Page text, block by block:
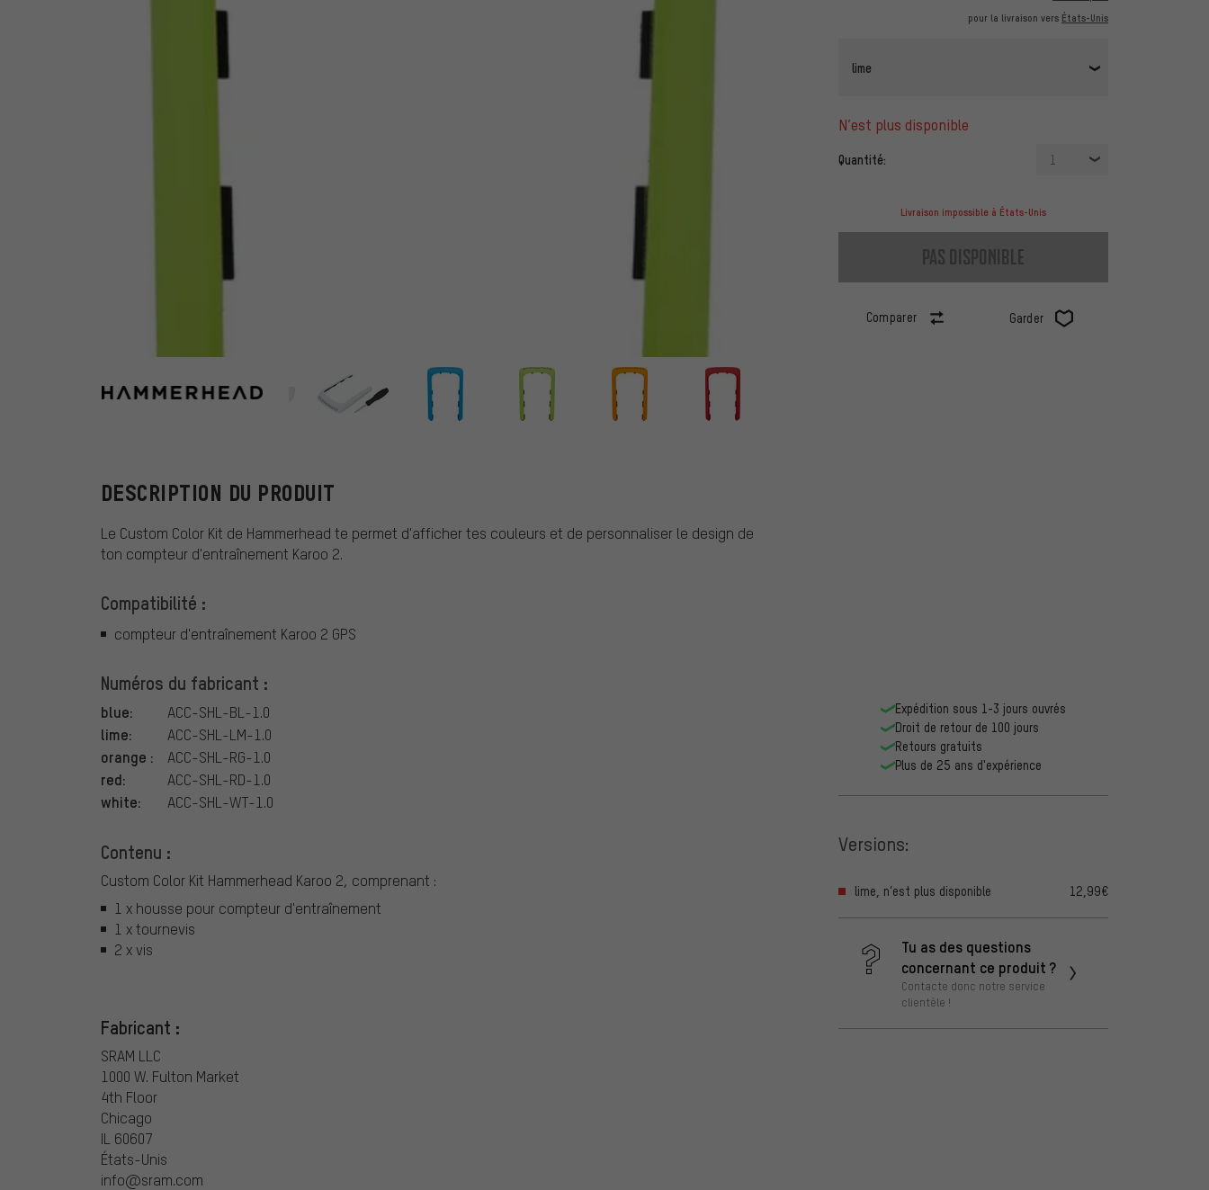
pour la livraison vers États-Unis
lime
n’est plus disponible
Quantité: 1
Livraison impossible à États-Unis
pas disponible
Comparer Garder
Hammerhead
DESCRIPTION DU PRODUIT
Le Custom Color Kit de Hammerhead te permet d'afficher tes couleurs et de personnaliser le design de
ton compteur d'entraînement Karoo 2.
Compatibilité :
compteur d'entraînement Karoo 2 GPS
Numéros du fabricant :
blue: ACC-SHL-BL-1.0
lime: ACC-SHL-LM-1.0
orange : ACC-SHL-RG-1.0
red: ACC-SHL-RD-1.0
white: ACC-SHL-WT-1.0
Contenu :
Custom Color Kit Hammerhead Karoo 2, comprenant :
1 x housse pour compteur d'entraînement
1 x tournevis
2 x vis
Fabricant :
SRAM LLC
1000 W. Fulton Market
4th Floor
Chicago
IL 60607
États-Unis
info@sram.com
Expédition sous 1-3 jours ouvrés
Droit de retour de 100 jours
Retours gratuits
Plus de 25 ans d'expérience
Versions:
lime, n’est plus disponible 12,99€
Tu as des questions
concernant ce produit ?
Contacte donc notre service
clientèle !